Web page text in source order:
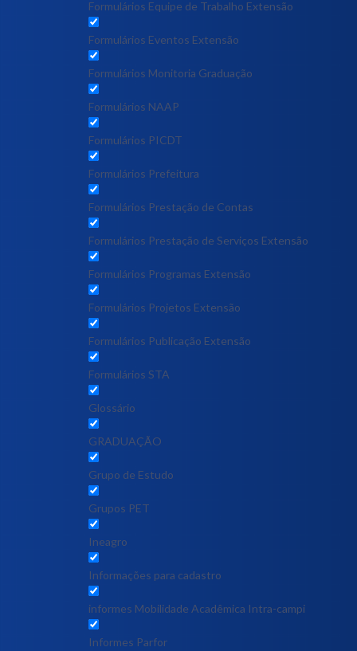
Formulários Equipe de Trabalho Extensão
Formulários Eventos Extensão
Formulários Monitoria Graduação
Formulários NAAP
Formulários PICDT
Formulários Prefeitura
Formulários Prestação de Contas
Formulários Prestação de Serviços Extensão
Formulários Programas Extensão
Formulários Projetos Extensão
Formulários Publicação Extensão
Formulários STA
Glossário
GRADUAÇÃO
Grupo de Estudo
Grupos PET
Ineagro
Informações para cadastro
informes Mobilidade Acadêmica Intra-campi
Informes Parfor